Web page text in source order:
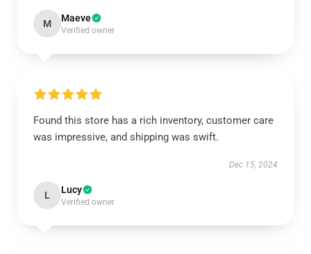
M Maeve
Verified owner
Found this store has a rich inventory, customer care
was impressive, and shipping was swift.
Dec 15, 2024
L Lucy
Verified owner